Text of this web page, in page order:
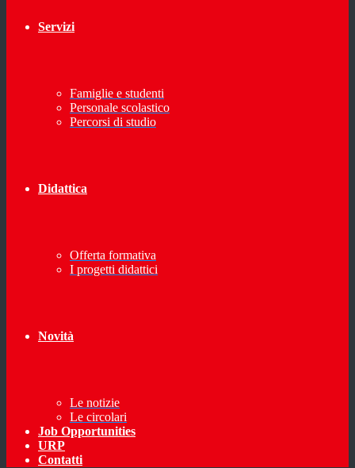
Servizi
Famiglie e studenti
Personale scolastico
Percorsi di studio
Didattica
Offerta formativa
I progetti didattici
Novità
Le notizie
Le circolari
Job Opportunities
URP
Contatti